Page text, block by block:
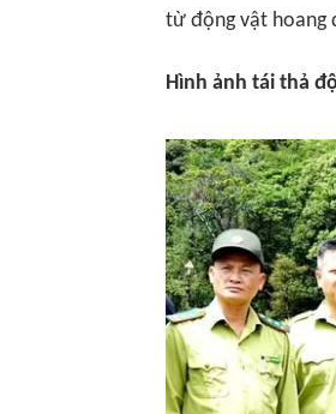
từ động vật hoang
Hình ảnh tái thả